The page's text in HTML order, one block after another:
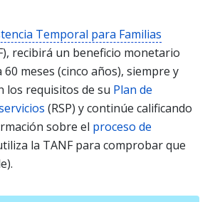
Temporal para Familias
recibirá un beneficio monetario
meses (cinco años), siempre y
los requisitos de su Plan de
(RSP) y continúe calificando
sobre el proceso de
la TANF para comprobar que